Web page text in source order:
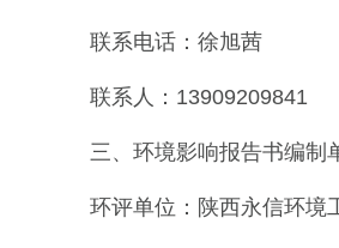
联系电话：徐旭茜
联系人：13909209841
三、环境影响报告书编制
环评单位：陕西永信环境